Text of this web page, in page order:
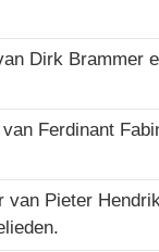
Dirk Brammer
Ferdinant
van Pieter